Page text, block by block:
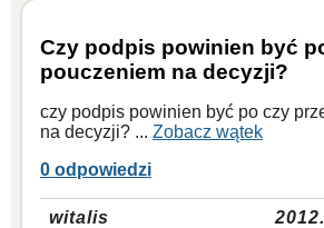
Czy podpis powinien być
pouczeniem na decyzji?
czy podpis powinien być po czy
na decyzji? ... Zobacz wątek
0 odpowiedzi
witalis